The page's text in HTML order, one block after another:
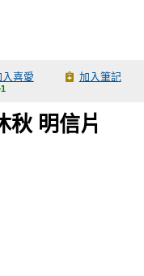
入喜愛 加入筆記
秋 明信片